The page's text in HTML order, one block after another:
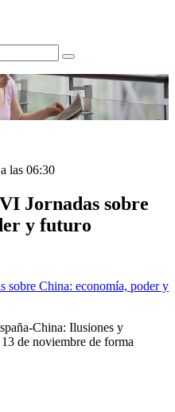
las 06:30
Jornadas sobre
y futuro
China: Ilusiones y
de noviembre de forma